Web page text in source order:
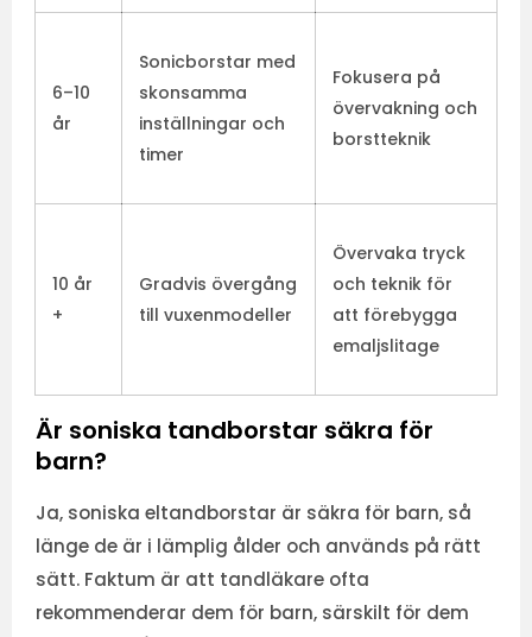
6–10
år
Sonicborstar med
skonsamma
inställningar och
timer
Fokusera på
övervakning och
borstteknik
10 år
+
Gradvis övergång
till vuxenmodeller
Övervaka tryck
och teknik för
att förebygga
emaljslitage
Är soniska tandborstar säkra för
barn?
Ja, soniska eltandborstar är säkra för barn, så
länge de är i lämplig ålder och används på rätt
sätt. Faktum är att tandläkare ofta
rekommenderar dem för barn, särskilt för dem